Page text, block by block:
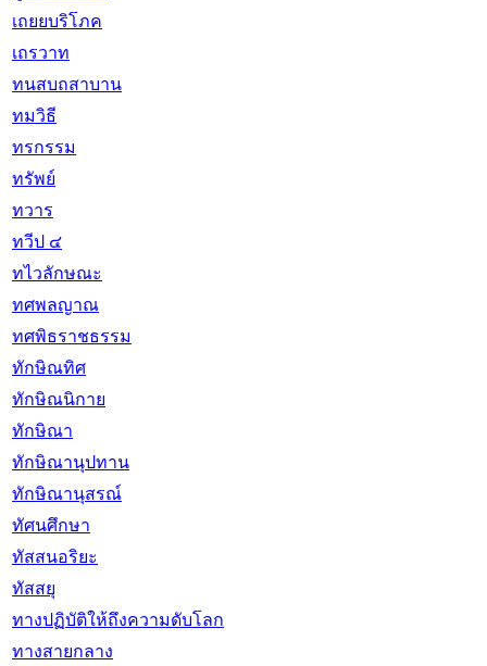
เถยยบริโภค
เถรวาท
ทนสบถสาบาน
ทมวิธี
ทรกรรม
ทรัพย์
ทวาร
ทวีป ๔
ทไวลักษณะ
ทศพลญาณ
ทศพิธราชธรรม
ทักษิณทิศ
ทักษิณนิกาย
ทักษิณา
ทักษิณานุปทาน
ทักษิณานุสรณ์
ทัศนศึกษา
ทัสสนอริยะ
ทัสสยุ
ทางปฏิบัติให้ถึงความดับโลก
ทางสายกลาง